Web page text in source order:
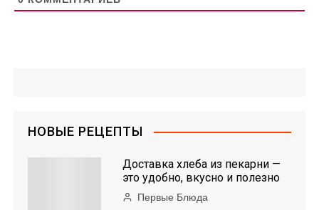
НОВЫЕ РЕЦЕПТЫ
Доставка хлеба из пекарни —
это удобно, вкусно и полезно
Первые Блюда